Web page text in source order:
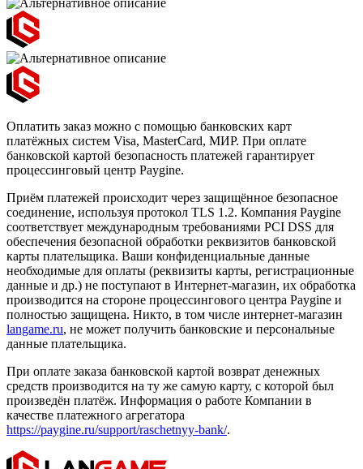
Оплатить заказ можно с помощью банковских карт
платёжных систем Visa, MasterCard, МИР. При оплате
банковской картой безопасность платежей гарантирует
процессинговый центр Paygine.
Приём платежей происходит через защищённое безопасное
соединение, используя протокол TLS 1.2. Компания Paygine
соответствует международным требованиями PCI DSS для
обеспечения безопасной обработки реквизитов банковской
карты плательщика. Ваши конфиденциальные данные
необходимые для оплаты (реквизиты карты, регистрационные
данные и др.) не поступают в Интернет-магазин, их обработка
производится на стороне процессингового центра Paygine и
полностью защищена. Никто, в том числе интернет-магазин
langame.ru, не может получить банковские и персональные
данные плательщика.
При оплате заказа банковской картой возврат денежных
средств производится на ту же самую карту, с которой был
произведён платёж. Информация о работе Компании в
качестве платежного агрегатора
https://paygine.ru/support/raschetnyy-bank/.